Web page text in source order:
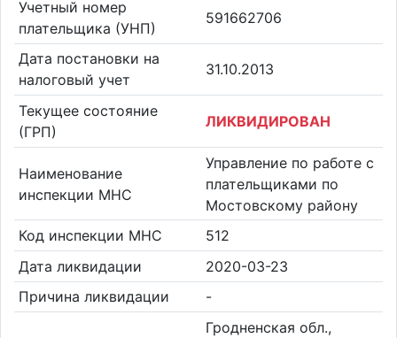
Учетный номер
плательщика (УНП)
591662706
Дата постановки на
налоговый учет
31.10.2013
Текущее состояние
(ГРП)
ЛИКВИДИРОВАН
Наименование
инспекции МНС
Управление по работе с
плательщиками по
Мостовскому району
Код инспекции МНС
512
Дата ликвидации
2020-03-23
Причина ликвидации
-
Гродненская обл.,